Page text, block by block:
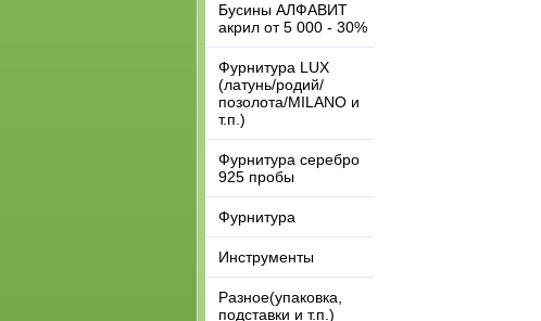
Бусины АЛФАВИТ
акрил от 5 000 - 30%
Фурнитура LUX
(латунь/родий/
позолота/MILANO и
т.п.)
Фурнитура серебро
925 пробы
Фурнитура
Инструменты
Разное(упаковка,
подставки и т.п.)